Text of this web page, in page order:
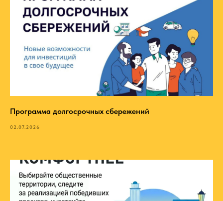
Программа долгосрочных сбережений
02.07.2026